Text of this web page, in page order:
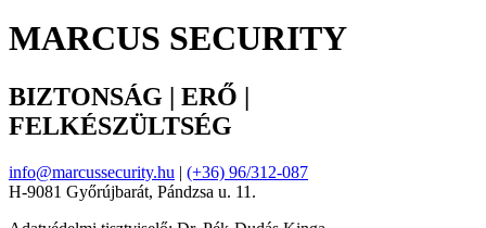
MARCUS SECURITY
BIZTONSÁG | ERŐ |
FELKÉSZÜLTSÉG
info@marcussecurity.hu | (+36) 96/312-087
H-9081 Győrújbarát, Pándzsa u. 11.